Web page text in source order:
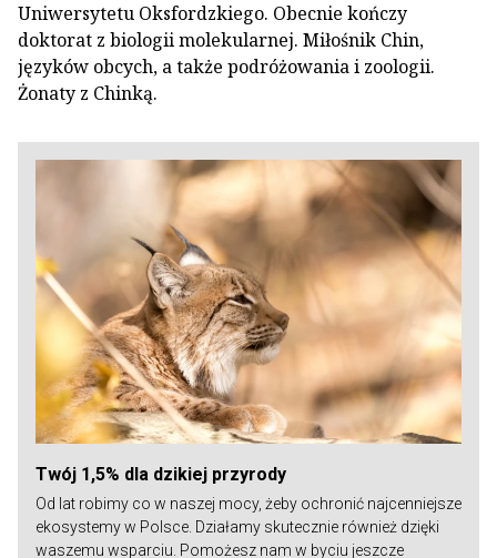
Uniwersytetu Oksfordzkiego. Obecnie kończy
doktorat z biologii molekularnej. Miłośnik Chin,
języków obcych, a także podróżowania i zoologii.
Żonaty z Chinką.
Twój 1,5% dla dzikiej przyrody
Od lat robimy co w naszej mocy, żeby ochronić najcenniejsze
ekosystemy w Polsce. Działamy skutecznie również dzięki
waszemu wsparciu. Pomożesz nam w byciu jeszcze